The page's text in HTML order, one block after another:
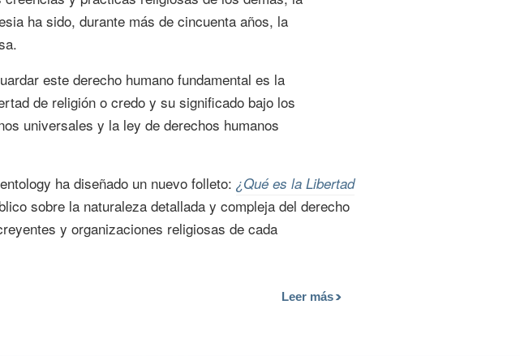
ha sido, durante más de cincuenta años, la
este derecho humano fundamental es la
de religión o credo y su significado bajo los
universales y la ley de derechos humanos
ha diseñado un nuevo folleto: ¿Qué es la Libertad
sobre la naturaleza detallada y compleja del derecho
y organizaciones religiosas de cada
Leer más